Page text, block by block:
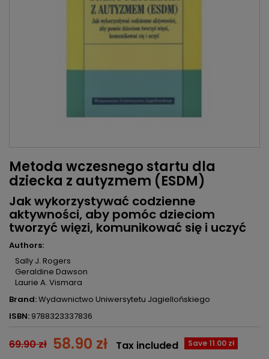
Metoda wczesnego startu dla
dziecka z autyzmem (ESDM)
Jak wykorzystywać codzienne
aktywności, aby pomóc dzieciom
tworzyć więzi, komunikować się i uczyć
Authors:
Sally J. Rogers
Geraldine Dawson
Laurie A. Vismara
Brand:Wydawnictwo Uniwersytetu Jagiellońskiego
ISBN: 9788323337836
69.90 zł 58.90 zł Save 11.00 zł
Tax included